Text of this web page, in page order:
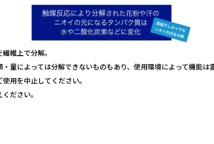
維上で分解。
量によっては分解できないものもあり、使用環境によって機能は
用を中止してください。
ださい。